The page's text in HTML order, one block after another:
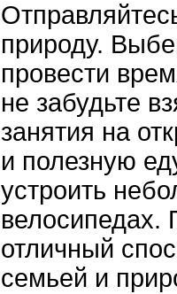
природу.
провести
не забудьте
занятия на
и полезную
устроить
велосипедах.
отличный
семьей и